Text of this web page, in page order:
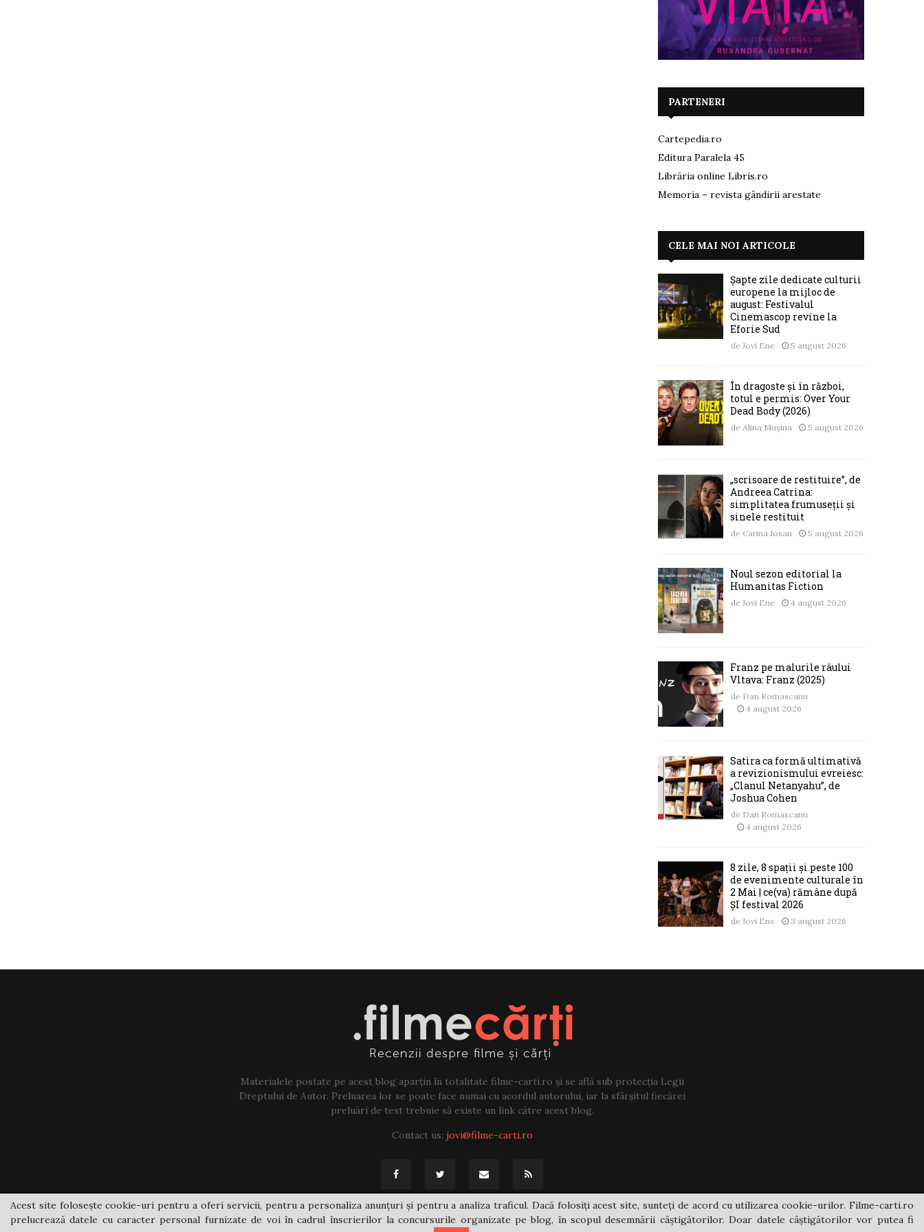
PARTENERI
Cartepedia.ro
Editura Paralela 45
Librăria online Libris.ro
Memoria – revista gândirii arestate
CELE MAI NOI ARTICOLE
Șapte zile dedicate culturii
europene la mijloc de
august: Festivalul
Cinemascop revine la
Eforie Sud
de Jovi Ene 5 august 2026
În dragoste și în război,
totul e permis: Over Your
Dead Body (2026)
de Alina Mușina 5 august 2026
„scrisoare de restituire”, de
Andreea Catrina:
simplitatea frumuseții și
sinele restituit
de Carina Josan 5 august 2026
Noul sezon editorial la
Humanitas Fiction
de Jovi Ene 4 august 2026
Franz pe malurile râului
Vltava: Franz (2025)
de Dan Romascanu
4 august 2026
Satira ca formă ultimativă
a revizionismului evreiesc:
„Clanul Netanyahu”, de
Joshua Cohen
de Dan Romascanu
4 august 2026
8 zile, 8 spații și peste 100
de evenimente culturale în
2 Mai | ce(va) rămâne după
ȘI festival 2026
de Jovi Ene 3 august 2026
Materialele postate pe acest blog aparțin în totalitate filme-carti.ro și se află sub protecția Legii
Dreptului de Autor. Preluarea lor se poate face numai cu acordul autorului, iar la sfârșitul fiecărei
preluări de text trebuie să existe un link către acest blog.
Contact us: jovi@filme-carti.ro
Acest site folosește cookie-uri pentru a oferi servicii, pentru a personaliza anunțuri și pentru a analiza traficul. Dacă folosiți acest site, sunteți de acord cu utilizarea cookie-urilor. Filme-carti.ro
prelucrează datele cu caracter personal furnizate de voi în cadrul înscrierilor la concursurile organizate pe blog, în scopul desemnării câștigătorilor. Doar datele câștigătorilor vor putea fi